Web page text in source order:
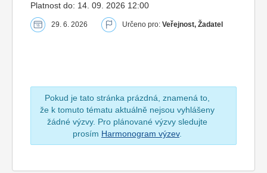
Platnost do: 14. 09. 2026 12:00
29. 6. 2026 Určeno pro: Veřejnost, Žadatel
Pokud je tato stránka prázdná, znamená to,
že k tomuto tématu aktuálně nejsou vyhlášeny
žádné výzvy. Pro plánované výzvy sledujte
prosím Harmonogram výzev.